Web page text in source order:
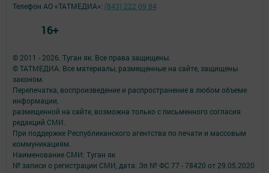
© 2011 - 2026. Туган як. Все права защищены.
© ТАТМЕДИА. Все материалы, размещенные на сайте, защищены
законом.
Перепечатка, воспроизведение и распространение в любом объеме
информации,
размещенной на сайте, возможна только с письменного согласия
редакций СМИ.
При поддержке Республиканского агентства по печати и массовым
коммуникациям.
Наименование СМИ: Туган як
№ записи о регистрации СМИ, дата: Эл № ФС 77 - 78420 от 29.05.2020
Телефон АО «ТАТМЕДИА»: (843) 222 09 84
16+